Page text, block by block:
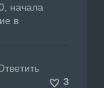
начала
в
3